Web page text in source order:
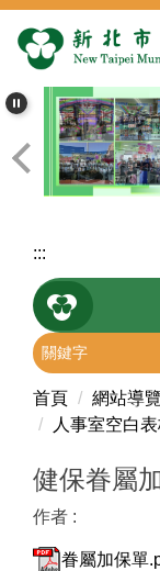
到
要
內
容
區
:::
首頁 網站導覽
人事室空白
健保眷屬
作者 :
眷屬加保單